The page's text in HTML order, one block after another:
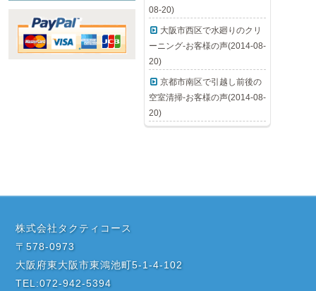
08-20)
大阪市西区で水廻りのクリ
ーニング-お客様の声(2014-08-
20)
京都市南区で引越し前後の
空室清掃-お客様の声(2014-08-
20)
株式会社タクティコース
〒578-0973
大阪府東大阪市東鴻池町5-1-4-102
TEL:072-942-5394